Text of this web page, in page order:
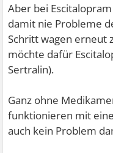
Aber bei
damit nie Probleme
Schritt wagen erneut
möchte dafür
Sertralin).
Ganz ohne
funktionieren mit
auch kein Problem